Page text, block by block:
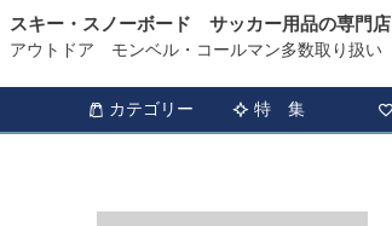
スキー・スノーボード サッカー用品の専門店
アウトドア モンベル・コールマン多数取り扱い
カテゴリー 特 集
HOME 特集 F50 26SSQ1